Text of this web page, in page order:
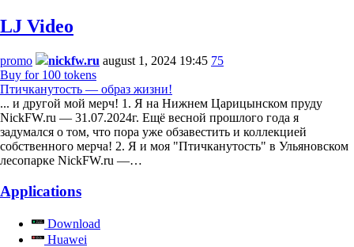
LJ Video
promo nickfw.ru august 1, 2024 19:45 75
Buy for 100 tokens
Птичканутость — образ жизни!
... и другой мой мерч! 1. Я на Нижнем Царицынском пруду
NickFW.ru — 31.07.2024г. Ещё весной прошлого года я
задумался о том, что пора уже обзавестить и коллекцией
собственного мерча! 2. Я и моя "Птичканутость" в Ульяновском
лесопарке NickFW.ru —…
Applications
Download
Huawei